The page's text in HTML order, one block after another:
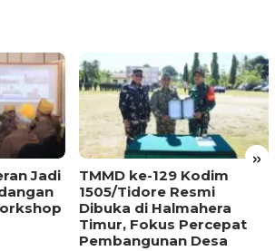
»
Jadi
TMMD ke-129 Kodim
1505/Tidore Resmi
Dibuka di Halmahera
Timur, Fokus Percepat
Pembangunan Desa